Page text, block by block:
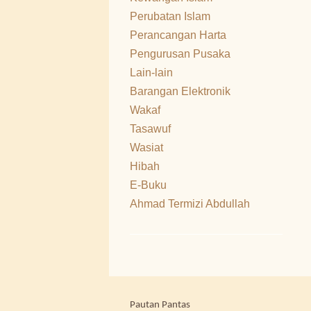
Perubatan Islam
Perancangan Harta
Pengurusan Pusaka
Lain-lain
Barangan Elektronik
Wakaf
Tasawuf
Wasiat
Hibah
E-Buku
Ahmad Termizi Abdullah
Pautan Pantas